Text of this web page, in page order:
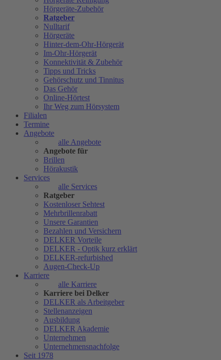
Hörgeräte-Zubehör
Ratgeber
Nulltarif
Hörgeräte
Hinter-dem-Ohr-Hörgerät
Im-Ohr-Hörgerät
Konnektivität & Zubehör
Tipps und Tricks
Gehörschutz und Tinnitus
Das Gehör
Online-Hörtest
Ihr Weg zum Hörsystem
Filialen
Termine
Angebote
alle Angebote
Angebote für
Brillen
Hörakustik
Services
alle Services
Ratgeber
Kostenloser Sehtest
Mehrbrillenrabatt
Unsere Garantien
Bezahlen und Versichern
DELKER Vorteile
DELKER - Optik kurz erklärt
DELKER-refurbished
Augen-Check-Up
Karriere
alle Karriere
Karriere bei Delker
DELKER als Arbeitgeber
Stellenanzeigen
Ausbildung
DELKER Akademie
Unternehmen
Unternehmensnachfolge
Seit 1978